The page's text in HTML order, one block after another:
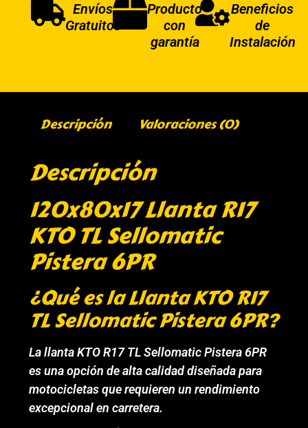
Envíos
Gratuitos
Producto
con
garantía
Beneficios
de
Instalación
Descripción Valoraciones (0)
Descripción
120x80x17 Llanta R17
KTO TL Sellomatic
Pistera 6PR
¿Qué es la Llanta KTO R17
TL Sellomatic Pistera 6PR?
La llanta KTO R17 TL Sellomatic Pistera 6PR
es una opción de alta calidad diseñada para
motocicletas que requieren un rendimiento
excepcional en carretera.